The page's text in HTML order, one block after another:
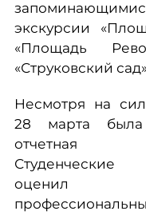
экскурсии
«Площадь
«Струковский
Несмотря на
28 марта была
отчетная
Студенческие
оценил